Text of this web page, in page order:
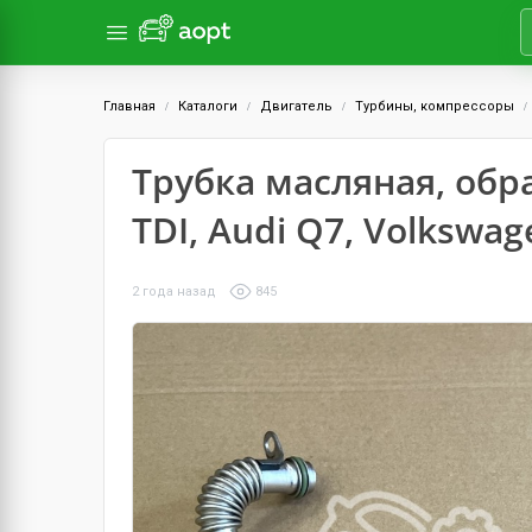
Главная Каталоги Двигатель Турбины, компрессоры
Трубка масляная,
TDI, Audi Q7,
2 года назад 845